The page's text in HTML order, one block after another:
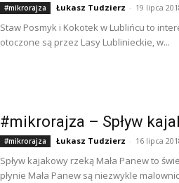
#mikrorajza Łukasz Tudzierz - 19 lipca
Staw Posmyk i Kokotek w Lublińcu to
otoczone są przez Lasy Lublinieckie, w...
#mikrorajza – Spływ
#mikrorajza Łukasz Tudzierz - 16 lipca
Spływ kajakowy rzeką Mała Panew to
płynie Mała Panew są niezwykle